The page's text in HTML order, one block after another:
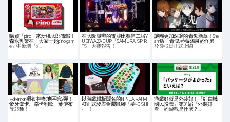
購買「pino」來玩桃太郎電鐵！
森永乳業在「大家一起pino gam
e」中新增「pi…
在大阪舉辦的電競比賽第二屆Y
UBIWAZA CUP「SAMURAI SPIRI
TS」大賽報告！
謎團更加深邃的青鬼新章！Ste
am版「青鬼 藍莓溫泉的怪異」
於5月2日正式上線
Pokémon襯衣 神奧地區第2彈！
帝牙盧卡、路卡利歐、葉伊布
等25種！
以遊戲鐵板聞名的NINJA RATM
AT正式發表金屬鼠腳「菱 -BISHI
-」！
游戲好就是外裝好！「紅白機
國民投票」第31届「外裝好
看」的游戲是什麽？…